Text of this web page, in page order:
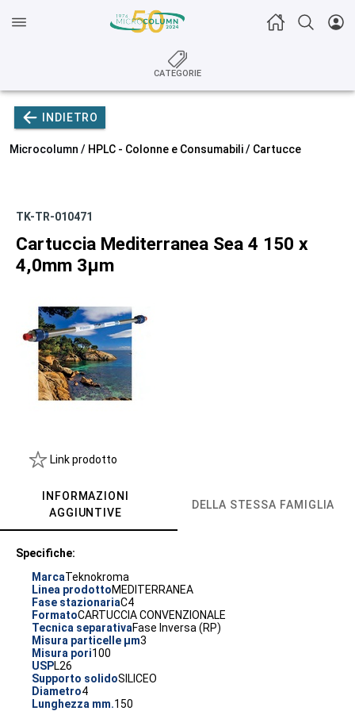
CATEGORIE
INDIETRO
Microcolumn / HPLC - Colonne e Consumabili/ Cartucce
TK-TR-010471
Cartuccia Mediterranea Sea 4 150 x
4,0mm 3µm
Link prodotto
INFORMAZIONI
AGGIUNTIVE
DELLA STESSA FAMIGLIA
Specifiche:
MarcaTeknokroma
Linea prodottoMEDITERRANEA
Fase stazionariaC4
FormatoCARTUCCIA CONVENZIONALE
Tecnica separativaFase Inversa (RP)
Misura particelle µm3
Misura pori100
USPL26
Supporto solidoSILICEO
Diametro4
Lunghezza mm.150